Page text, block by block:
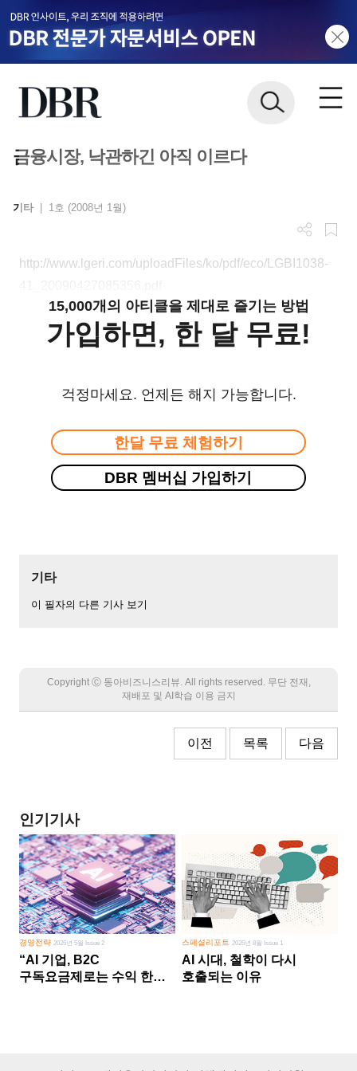
금융시장, 낙관하긴 아직 이르다
기타 1호 (2008년 1월)
http://www.lgeri.com/uploadFiles/ko/pdf/eco/LGBI1038-
15,000개의 아티클을 제대로 즐기는 방법
가입하면, 한 달 무료!
걱정마세요. 언제든 해지 가능합니다.
한달 무료 체험하기
DBR 멤버십 가입하기
기타
이 필자의 다른 기사 보기
Copyright Ⓒ 동아비즈니스리뷰. All rights reserved. 무단 전재,
재배포 및 AI학습 이용 금지
이전 목록 다음
인기기사
경영전략 2026년 5월 Issue 2
“AI 기업, B2C
구독요금제로는 수익 한계
스페셜리포트 2026년 8월 Issue 1
AI 시대, 철학이 다시
호출되는 이유